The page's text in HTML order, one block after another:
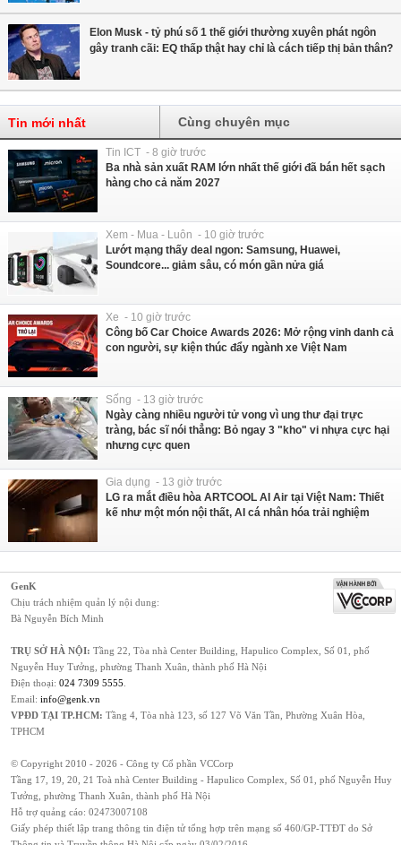
Elon Musk - tỷ phú số 1 thế giới thường xuyên phát ngôn
gây tranh cãi: EQ thấp thật hay chỉ là cách tiếp thị bản thân?
Tin mới nhất Cùng chuyên mục
Tin ICT - 8 giờ trước
Ba nhà sản xuất RAM lớn nhất thế giới đã bán hết sạch
hàng cho cả năm 2027
Xem - Mua - Luôn - 10 giờ trước
Lướt mạng thấy deal ngon: Samsung, Huawei,
Soundcore... giảm sâu, có món gần nửa giá
Xe - 10 giờ trước
Công bố Car Choice Awards 2026: Mở rộng vinh danh cả
con người, sự kiện thúc đẩy ngành xe Việt Nam
Sống - 13 giờ trước
Ngày càng nhiều người tử vong vì ung thư đại trực
tràng, bác sĩ nói thẳng: Bỏ ngay 3 "kho" vi nhựa cực hại
nhưng cực quen
Gia dụng - 13 giờ trước
LG ra mắt điều hòa ARTCOOL AI Air tại Việt Nam: Thiết
kế như một món nội thất, AI cá nhân hóa trải nghiệm
GenK
Chịu trách nhiệm quản lý nội dung:
Bà Nguyễn Bích Minh
TRỤ SỞ HÀ NỘI: Tầng 22, Tòa nhà Center Building, Hapulico Complex, Số 01, phố
Nguyễn Huy Tưởng, phường Thanh Xuân, thành phố Hà Nội
Điện thoại: 024 7309 5555
Email: info@genk.vn
VPĐD TẠI TP.HCM: Tầng 4, Tòa nhà 123, số 127 Võ Văn Tần, Phường Xuân Hòa,
TPHCM
© Copyright 2010 - 2026 - Công ty Cổ phần VCCorp
Tầng 17, 19, 20, 21 Toà nhà Center Building - Hapulico Complex, Số 01, phố Nguyễn Huy
Tưởng, phường Thanh Xuân, thành phố Hà Nội
Hỗ trợ quảng cáo: 02473007108
Giấy phép thiết lập trang thông tin điện tử tổng hợp trên mạng số 460/GP-TTĐT do Sở